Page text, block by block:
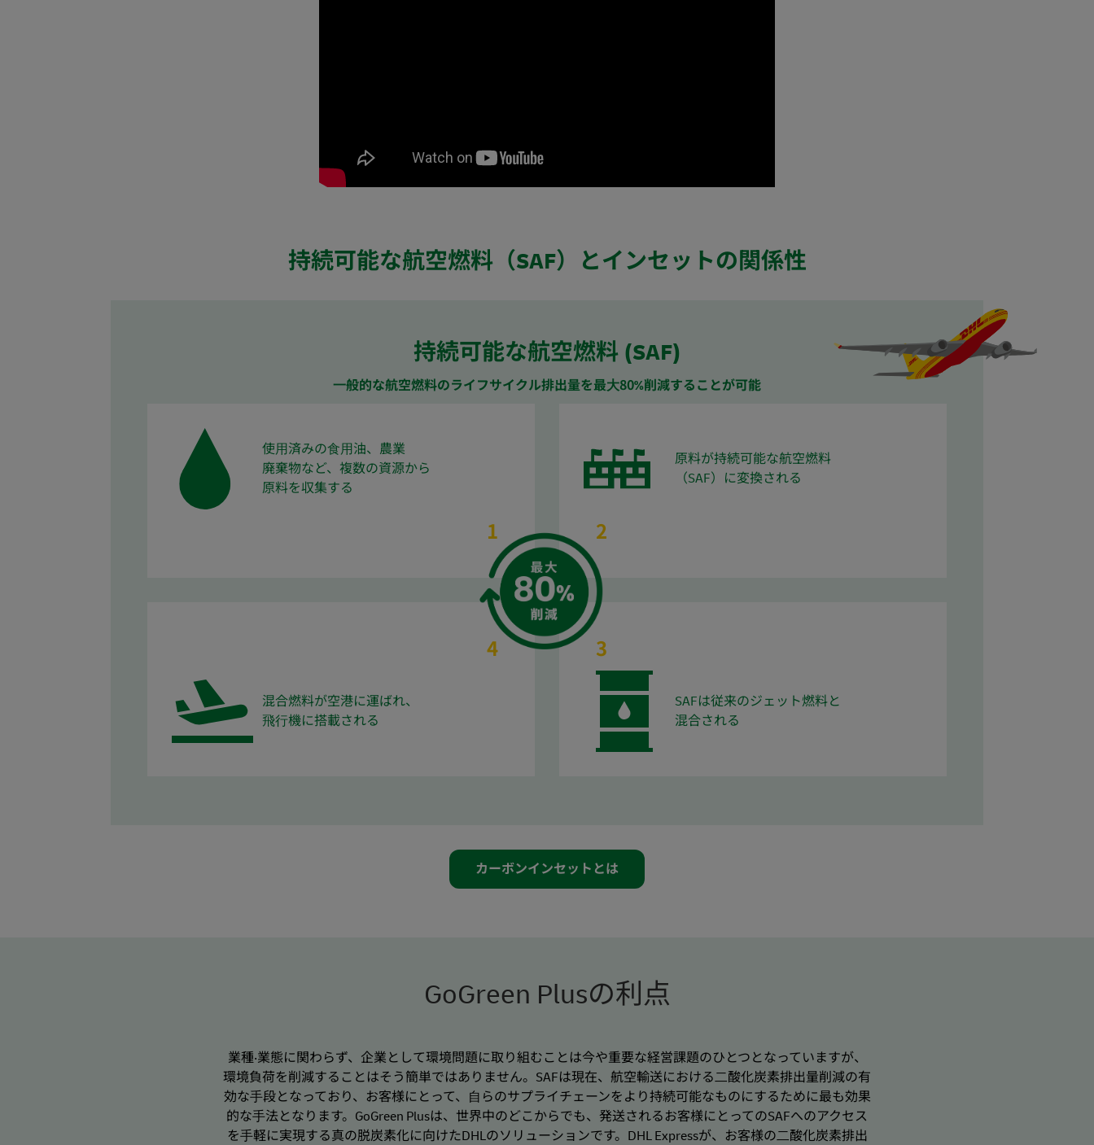
持続可能な航空燃料（SAF）とインセットの関係性
持続可能な航空燃料 (SAF)
⼀般的な航空燃料のライフサイクル排出量を最⼤80%削減することが可能
使⽤済みの⾷⽤油、農業
廃棄物など、複数の資源から
原料を収集する
1
原料が持続可能な航空燃料
（SAF）に変換される
2
4
混合燃料が空港に運ばれ、
⾶⾏機に搭載される
3
SAFは従来のジェット燃料と
混合される
カーボンインセットとは
GoGreen Plusの利点
業種‧業態に関わらず、企業として環境問題に取り組むことは今や重要な経営課題のひとつとなっていますが、
環境負荷を削減することはそう簡単ではありません。SAFは現在、航空輸送における⼆酸化炭素排出量削減の有
効な⼿段となっており、お客様にとって、⾃らのサプライチェーンをより持続可能なものにするために最も効果
的な⼿法となります。GoGreen Plusは、世界中のどこからでも、発送されるお客様にとってのSAFへのアクセス
を⼿軽に実現する真の脱炭素化に向けたDHLのソリューションです。DHL Expressが、お客様の⼆酸化炭素排出